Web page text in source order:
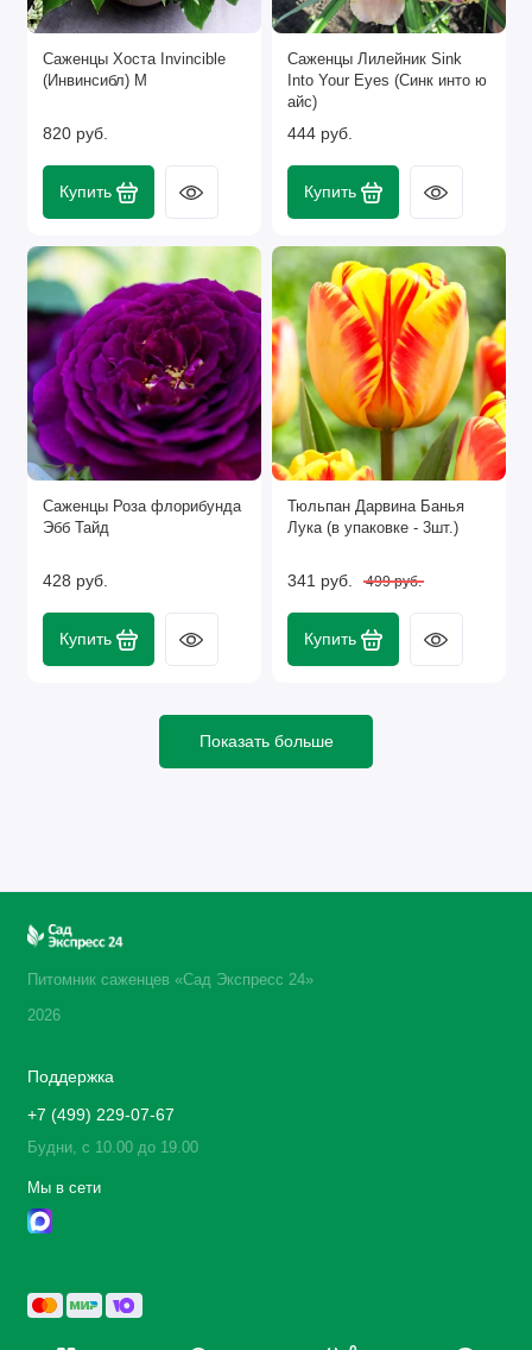
Саженцы Хоста Invincible
(Инвинсибл) М
820 руб.
Купить
Саженцы Лилейник Sink
Into Your Eyes (Синк инто ю
айс)
444 руб.
Купить
Саженцы Роза флорибунда
Эбб Тайд
428 руб.
Купить
Тюльпан Дарвина Банья
Лука (в упаковке - 3шт.)
341 руб. 499 руб.
Купить
Показать больше
Питомник саженцев «Сад Экспресс 24»
2026
Поддержка
+7 (499) 229-07-67
Будни, с 10.00 до 19.00
Мы в сети